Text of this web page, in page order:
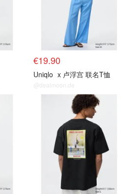
€19.90
Uniqlo x 卢浮宫 联名T恤
@dealmoon.de